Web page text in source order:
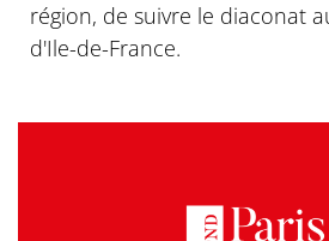
région, de suivre le diaconat
d'Ile-de-France.